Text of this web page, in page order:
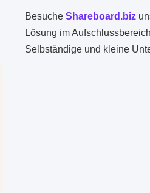
Besuche Shareboard.biz
Lösung im
Selbständige und kleine